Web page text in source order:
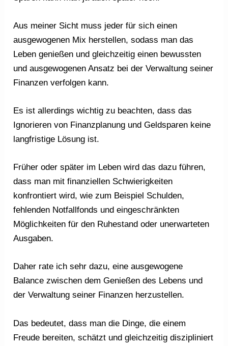
Aus meiner Sicht muss jeder für sich einen
ausgewogenen Mix herstellen, sodass man das
Leben genießen und gleichzeitig einen bewussten
und ausgewogenen Ansatz bei der Verwaltung seiner
Finanzen verfolgen kann.
Es ist allerdings wichtig zu beachten, dass das
Ignorieren von Finanzplanung und Geldsparen keine
langfristige Lösung ist.
Früher oder später im Leben wird das dazu führen,
dass man mit finanziellen Schwierigkeiten
konfrontiert wird, wie zum Beispiel Schulden,
fehlenden Notfallfonds und eingeschränkten
Möglichkeiten für den Ruhestand oder unerwarteten
Ausgaben.
Daher rate ich sehr dazu, eine ausgewogene
Balance zwischen dem Genießen des Lebens und
der Verwaltung seiner Finanzen herzustellen.
Das bedeutet, dass man die Dinge, die einem
Freude bereiten, schätzt und gleichzeitig diszipliniert